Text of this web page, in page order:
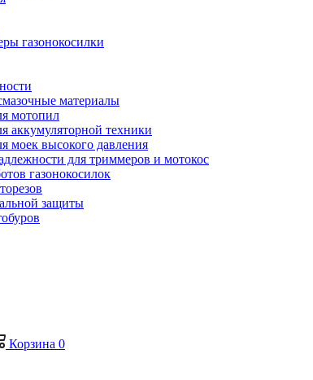
газонокосилки
материалы
мотопил
аккумуляторной техники
моек высокого давления
для триммеров и мотокос
газонокосилок
защиты
Корзина 0